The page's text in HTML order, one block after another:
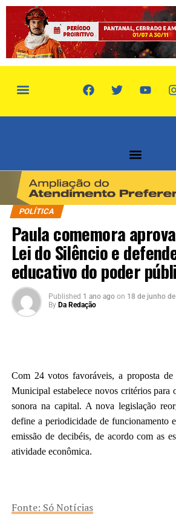
POLÍTICA
Paula comemora
Lei do Silêncio e
educativo do poder
Published 1 ano ago on 18 de junho
By Da Redação
Com 24 votos favoráveis, a proposta
Municipal estabelece novos critérios para
sonora na capital. A nova legislação
define a periodicidade de funcionamento
emissão de decibéis, de acordo com as
atividade econômica.
Fonte: Só Notícias